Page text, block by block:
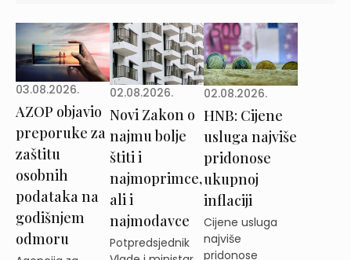
03.08.2026.
AZOP objavio
preporuke za
zaštitu
osobnih
podataka na
godišnjem
odmoru
02.08.2026.
Novi Zakon o
najmu bolje
štiti i
najmoprimce,
ali i
najmodavce
Potpredsjednik
02.08.2026.
HNB: Cijene
usluga najviše
pridonose
ukupnoj
inflaciji
Cijene usluga
najviše
pridonose